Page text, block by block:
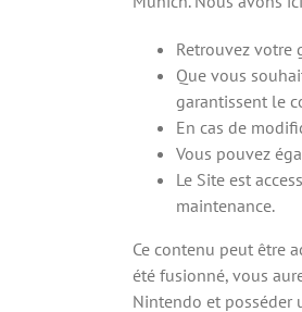
Retrouvez votre
Que vous
garantissent le
En cas de
Vous pouvez
Le Site est
maintenance.
Ce contenu peut être
été fusionné, vous
Nintendo et